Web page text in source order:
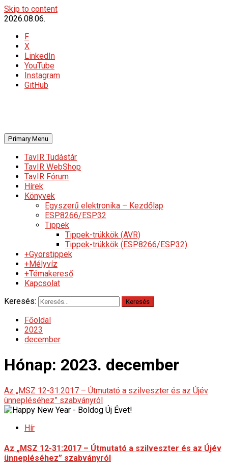
Skip to content
2026.08.06.
F
X
LinkedIn
YouTube
Instagram
GitHub
Primary Menu
TavIR Tudástár
TavIR WebShop
TavIR Fórum
Hírek
Könyvek
Egyszerű elektronika – Kezdőlap
ESP8266/ESP32
Tippek
Tippek-trükkök (AVR)
Tippek-trükkök (ESP8266/ESP32)
+Gyorstippek
+Mélyvíz
+Témakereső
Kapcsolat
Keresés:
Főoldal
2023
december
Hónap: 2023. december
Az „MSZ 12-31:2017 – Útmutató a szilveszter és az Újév
ünnepléséhez” szabványról
Hír
Az „MSZ 12-31:2017 – Útmutató a szilveszter és az Újév
ünnepléséhez” szabványról